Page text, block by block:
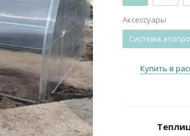
Аксессуары
Система
Купить в